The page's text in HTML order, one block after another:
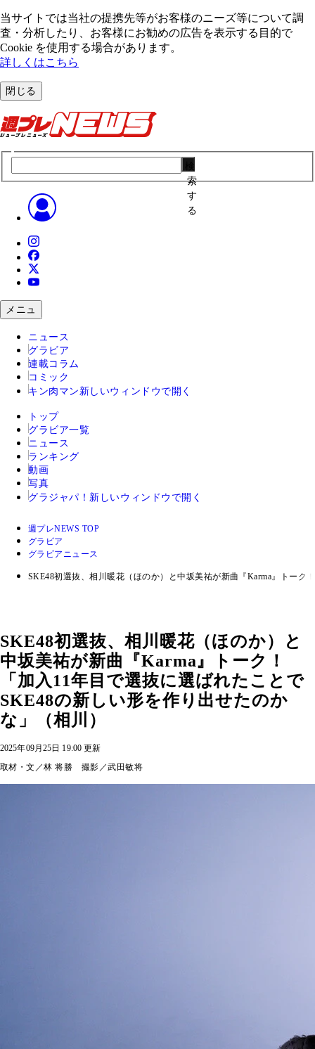
当サイトでは当社の提携先等がお客様のニーズ等について調
査・分析したり、お客様にお勧めの広告を表⽰する⽬的で
Cookie を使⽤する場合があります。
詳しくはこちら
閉じる
索
す
る
メニュ
ニュース
グラビア
連載コラム
コミック
キン肉マン 新しいウィンドウで開く
トップ
グラビア一覧
ニュース
ランキング
動画
写真
グラジャパ！ 新しいウィンドウで開く
週プレNEWS TOP
グラビア
グラビアニュース
SKE48初選抜、相川暖花（ほのか）と中坂美祐が新曲『Karma』トー
SKE48初選抜、相川暖花（ほのか）と
中坂美祐が新曲『Karma』トーク！
「加入11年目で選抜に選ばれたことで
SKE48の新しい形を作り出せたのか
な」（相川）
2025年09月25日 19:00 更新
取材・文／林 将勝 撮影／武田敏将